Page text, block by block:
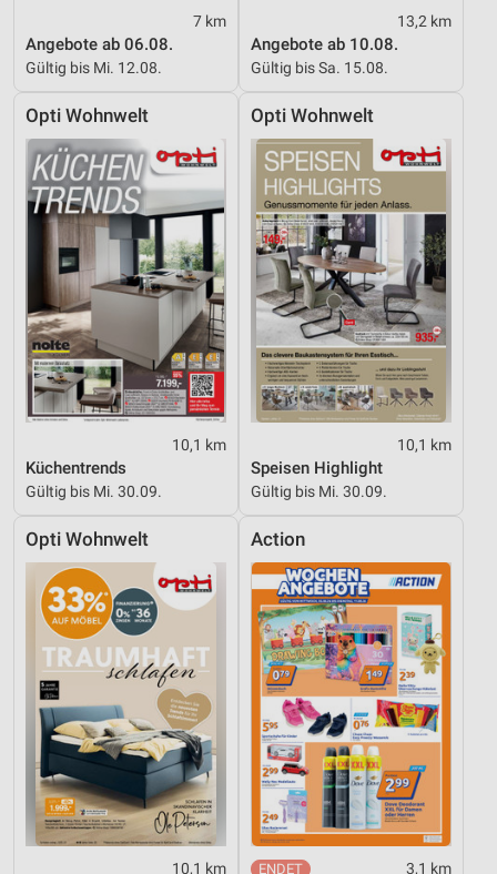
7 km
Angebote ab 06.08.
Gültig bis Mi. 12.08.
13,2 km
Angebote ab 10.08.
Gültig bis Sa. 15.08.
Opti Wohnwelt
10,1 km
Küchentrends
Gültig bis Mi. 30.09.
Opti Wohnwelt
10,1 km
Speisen Highlight
Gültig bis Mi. 30.09.
Opti Wohnwelt
10,1 km
Action
3,1 km